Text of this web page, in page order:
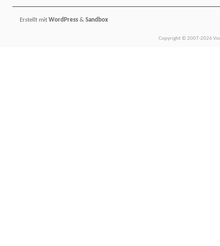
Erstellt mit WordPress & Sandbox
Copyright © 2007-2026